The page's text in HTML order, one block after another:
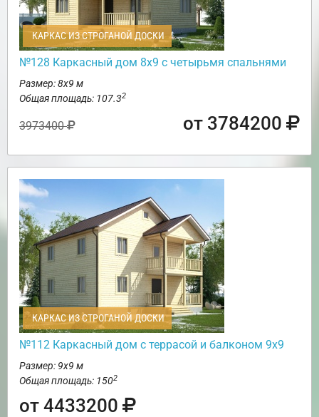
КАРКАС ИЗ СТРОГАНОЙ ДОСКИ
№128 Каркасный дом 8х9 с четырьмя спальнями
Размер: 8х9 м
Общая площадь: 107.32
3973400 от 3784200
КАРКАС ИЗ СТРОГАНОЙ ДОСКИ
№112 Каркасный дом с террасой и балконом 9х9
Размер: 9х9 м
Общая площадь: 1502
от 4433200